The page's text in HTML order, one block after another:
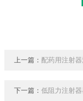
上一篇： 配药用注射
下一篇： 低阻力注射